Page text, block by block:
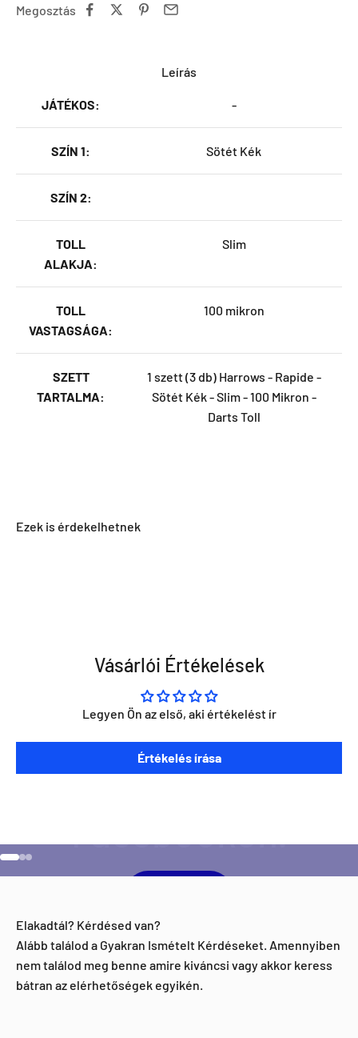
Megosztás
Leírás
JÁTÉKOS: -
SZÍN 1: Sötét Kék
SZÍN 2:
TOLL
ALAKJA:
Slim
TOLL
VASTAGSÁGA:
100 mikron
SZETT
TARTALMA:
1 szett (3 db) Harrows - Rapide -
Sötét Kék - Slim - 100 Mikron -
Darts Toll
Vásárlói Értékelések
Legyen Ön az első, aki értékelést ír
Értékelés írása
Szeretnéd ha napra kész lennél minden Direct Darts
aktivitással kapcsolatban?
Elakadtál? Kérdésed van?
Alább találod a Gyakran Ismételt Kérdéseket. Amennyiben
nem találod meg benne amire kiváncsi vagy akkor keress
bátran az elérhetőségek egyikén.